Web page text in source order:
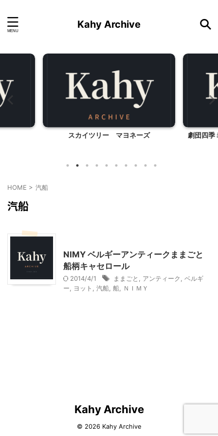
Kahy Archive
スカイツリー マヨネーズ 劇団四季
HOME > 汽船
汽船
NIMY ベルギーアンティークままごと
船柄キャセロール
2014/4/1 ままごと アンティーク
ベルギ
ー
ヨット 汽船 船 ＮＩＭＹ
Kahy Archive
© 2026 Kahy Archive